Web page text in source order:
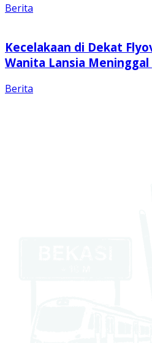
Berita
Kecelakaan di Dekat
Wanita Lansia Meninggal
Berita